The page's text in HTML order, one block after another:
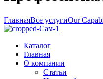
ГлавнаяВсе услугиOur
Каталог
Главная
О компании
Статьи